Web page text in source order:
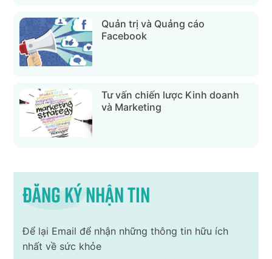
Quản trị và Quảng cáo
Facebook
Tư vấn chiến lược Kinh doanh
và Marketing
Đăng ký nhận tin
Để lại Email để nhận những thông tin hữu ích
nhất về sức khỏe